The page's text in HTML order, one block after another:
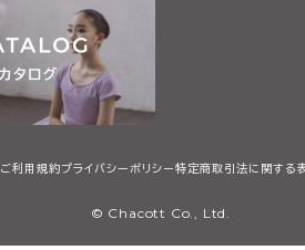
ご利用規約プライバシーポリシー 特定商取引法に関する
© Chacott Co., Ltd.